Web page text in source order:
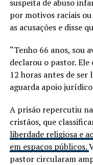
suspeita de abuso
por motivos raciais
as acusações e disse
“Tenho 66 anos, sou
declarou o pastor.
12 horas antes de
aguarda apoio
A prisão repercutiu
cristãos, que
liberdade religiosa e
em espaços públicos.
pastor circularam